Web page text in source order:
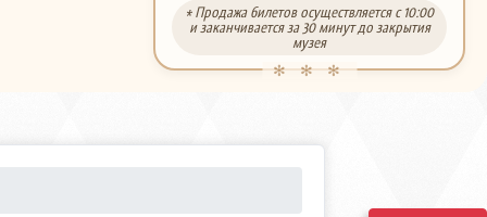
* Продажа билетов осуществляется с 10:00
и заканчивается за 30 минут до закрытия
музея